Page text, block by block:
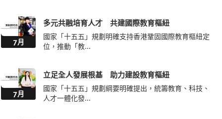
7月
多元共融培育人才 共建國際教育樞紐
國家「十五五」規劃明確支持香港鞏固國際教育樞紐定
位，推動「教...
7月
立足全人發展根基 助力建設教育樞紐
國家「十五五」規劃綱要明確提出，統籌教育、科技、
人才一體化發...